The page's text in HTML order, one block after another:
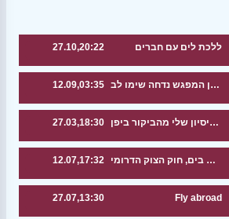
27.10,20:22 ללכת לים עם חברים
12.09,03:35 רשמים ועיצות לגבי טיול ליפן המפגש נדחה שימו לב
27.03,18:30 אשמח לשתף את הניסיון שלי מהביקור ביפן
12.07,17:32 מפגש בים, חוק הצוק הדרומי
27.07,13:30 Fly abroad